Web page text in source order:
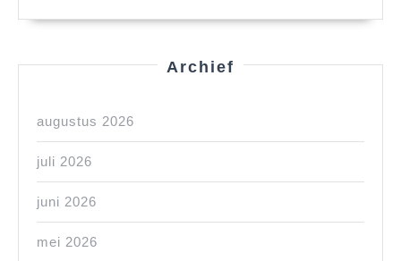
Archief
augustus 2026
juli 2026
juni 2026
mei 2026